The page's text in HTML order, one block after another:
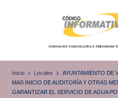
ó
d
noticias
Locales,
Inicio Locales
AYUNTAMIENTO DE
MAS INICIO DE AUDITORÍA Y OTRAS
GARANTIZAR EL SERVICIO DE AGUA